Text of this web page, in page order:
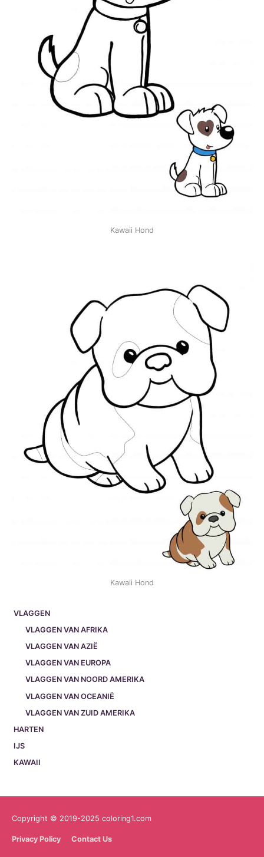
VLAGGEN
VLAGGEN VAN AFRIKA
VLAGGEN VAN AZIË
VLAGGEN VAN EUROPA
VLAGGEN VAN NOORD AMERIKA
VLAGGEN VAN OCEANIË
VLAGGEN VAN ZUID AMERIKA
HARTEN
IJS
KAWAII
Kawaii Hond
Kawaii Hond
Copyright © 2019-2025 coloring1.com
Privacy Policy Contact Us